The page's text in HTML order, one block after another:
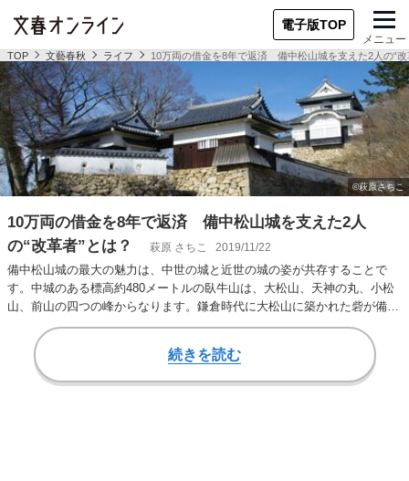
電子版TOP
メニュー
TOP 文藝春秋 ライフ 10万両の借金を8年で返済 備中松山城を支えた2人の“改
10万両の借金を8年で返済 備中松山城を支えた2人
の“改革者”とは？
萩原 さちこ 2019/11/22
備中松山城の最大の魅力は、中世の城と近世の城の姿が共存することで
す。中城のある標高約480メートルの臥牛山は、大松山、天神の丸、小松
山、前山の四つの峰からなります。鎌倉時代に大松山に築かれた砦が備中
松山城のはじまり…
続きを読む